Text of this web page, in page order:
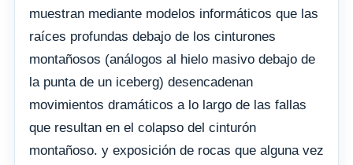
muestran mediante modelos informáticos que las
raíces profundas debajo de los cinturones
montañosos (análogos al hielo masivo debajo de
la punta de un iceberg) desencadenan
movimientos dramáticos a lo largo de las fallas
que resultan en el colapso del cinturón
montañoso. y exposición de rocas que alguna vez